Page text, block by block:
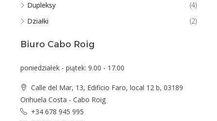
Dupleksy
(4)
Działki
(2)
Biuro Cabo Roig
poniedziałek - piątek: 9.00 - 17.00
Calle del Mar, 13, Edificio Faro, local 12 b, 03189
Orihuela Costa - Cabo Roig
+34 678 945 995